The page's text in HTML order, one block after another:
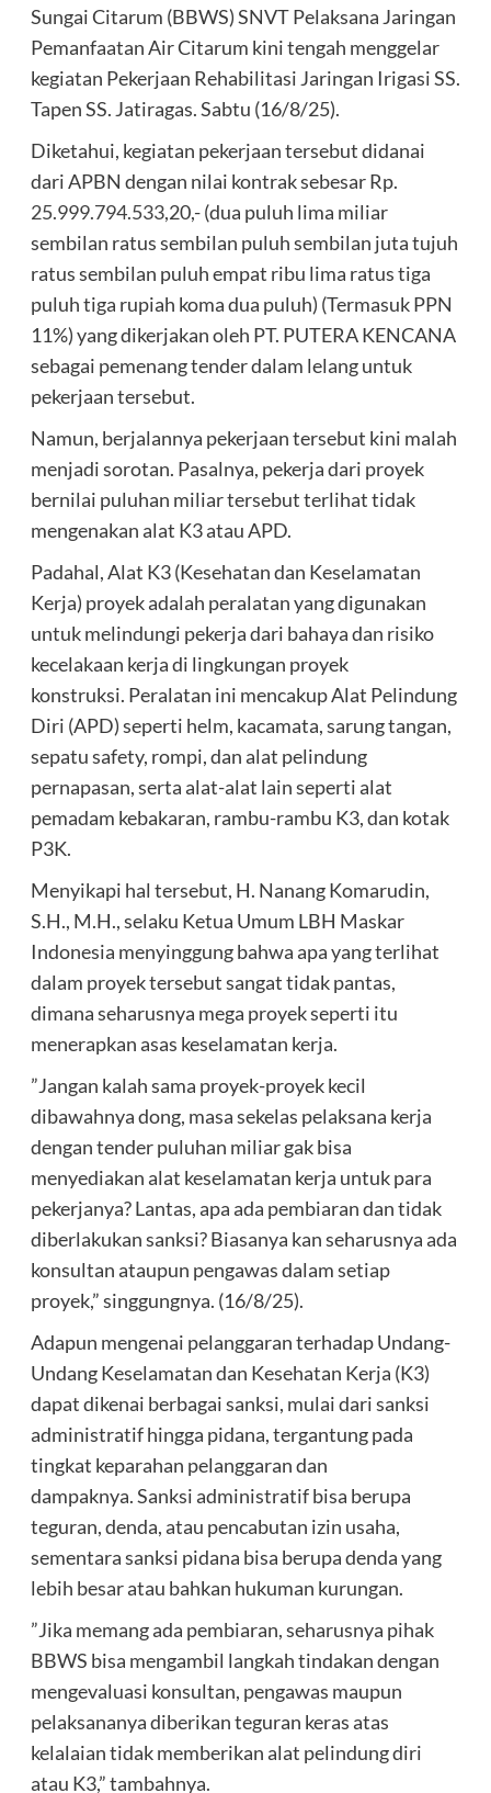
Sungai Citarum (BBWS) SNVT Pelaksana Jaringan
Pemanfaatan Air Citarum kini tengah menggelar
kegiatan Pekerjaan Rehabilitasi Jaringan Irigasi SS.
Tapen SS. Jatiragas. Sabtu (16/8/25).
‎Diketahui, kegiatan pekerjaan tersebut didanai
dari APBN dengan nilai kontrak sebesar Rp.
25.999.794.533,20,- (dua puluh lima miliar
sembilan ratus sembilan puluh sembilan juta tujuh
ratus sembilan puluh empat ribu lima ratus tiga
puluh tiga rupiah koma dua puluh) (Termasuk PPN
11%) yang dikerjakan oleh PT. PUTERA KENCANA
sebagai pemenang tender dalam lelang untuk
pekerjaan tersebut.
‎Namun, berjalannya pekerjaan tersebut kini malah
menjadi sorotan. Pasalnya, pekerja dari proyek
bernilai puluhan miliar tersebut terlihat tidak
mengenakan alat K3 atau APD.
‎Padahal, Alat K3 (Kesehatan dan Keselamatan
Kerja) proyek adalah peralatan yang digunakan
untuk melindungi pekerja dari bahaya dan risiko
kecelakaan kerja di lingkungan proyek
konstruksi. Peralatan ini mencakup Alat Pelindung
Diri (APD) seperti helm, kacamata, sarung tangan,
sepatu safety, rompi, dan alat pelindung
pernapasan, serta alat-alat lain seperti alat
pemadam kebakaran, rambu-rambu K3, dan kotak
P3K.
‎Menyikapi hal tersebut, H. Nanang Komarudin,
S.H., M.H., selaku Ketua Umum LBH Maskar
Indonesia menyinggung bahwa apa yang terlihat
dalam proyek tersebut sangat tidak pantas,
dimana seharusnya mega proyek seperti itu
menerapkan asas keselamatan kerja.
‎”Jangan kalah sama proyek-proyek kecil
dibawahnya dong, masa sekelas pelaksana kerja
dengan tender puluhan miliar gak bisa
menyediakan alat keselamatan kerja untuk para
pekerjanya? Lantas, apa ada pembiaran dan tidak
diberlakukan sanksi? Biasanya kan seharusnya ada
konsultan ataupun pengawas dalam setiap
proyek,” singgungnya. (16/8/25).
‎Adapun mengenai pelanggaran terhadap Undang-
Undang Keselamatan dan Kesehatan Kerja (K3)
dapat dikenai berbagai sanksi, mulai dari sanksi
administratif hingga pidana, tergantung pada
tingkat keparahan pelanggaran dan
dampaknya. Sanksi administratif bisa berupa
teguran, denda, atau pencabutan izin usaha,
sementara sanksi pidana bisa berupa denda yang
lebih besar atau bahkan hukuman kurungan.
‎”Jika memang ada pembiaran, seharusnya pihak
BBWS bisa mengambil langkah tindakan dengan
mengevaluasi konsultan, pengawas maupun
pelaksananya diberikan teguran keras atas
kelalaian tidak memberikan alat pelindung diri
atau K3,” tambahnya.